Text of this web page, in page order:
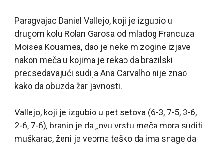
Paragvajac Daniel Vallejo, koji je izgubio u
drugom kolu Rolan Garosa od mladog Francuza
Moisea Kouamea, dao je neke mizogine izjave
nakon meča u kojima je rekao da brazilski
predsedavajući sudija Ana Carvalho nije znao
kako da obuzda žar javnosti.
Vallejo, koji je izgubio u pet setova (6-3, 7-5, 3-6,
2-6, 7-6), branio je da „ovu vrstu meča mora suditi
muškarac, ženi je veoma teško da ima snage da